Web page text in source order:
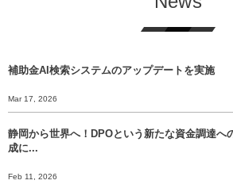
補助金AI検索システムのアップデートを実施
Mar 17, 2026
静岡から世界へ！DPOという新たな資金調達へ
成に...
Feb 11, 2026